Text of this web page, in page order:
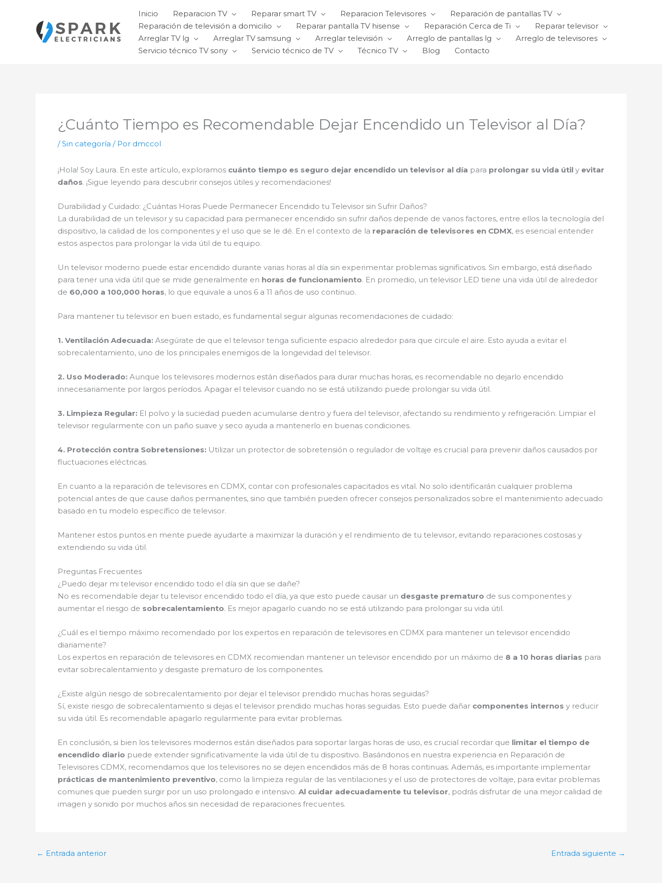
contenido
Inicio Reparacion TV Reparar smart TV Reparacion Televisores
Reparación de pantallas TV
Reparación de televisión a domicilio
Reparar pantalla TV hisense Reparación Cerca de Ti
Reparar televisor
Arreglar TV lg
Arreglar TV samsung Arreglar televisión Arreglo de pantallas lg
Arreglo de televisores
Servicio técnico TV sony
Servicio técnico de TV Técnico TV Blog Contacto
¿Cuánto Tiempo es Recomendable Dejar Encendido un Televisor al Día?
/Sin categoría / Por dmccol
¡Hola! Soy Laura. En este artículo, exploramos cuánto tiempo es seguro dejar encendido un televisor al día para prolongar su vida útil y evitar
daños. ¡Sigue leyendo para descubrir consejos útiles y recomendaciones!
Durabilidad y Cuidado: ¿Cuántas Horas Puede Permanecer Encendido tu Televisor sin Sufrir Daños?
La durabilidad de un televisor y su capacidad para permanecer encendido sin sufrir daños depende de varios factores, entre ellos la tecnología del
dispositivo, la calidad de los componentes y el uso que se le dé. En el contexto de la reparación de televisores en CDMX, es esencial entender
estos aspectos para prolongar la vida útil de tu equipo.
Un televisor moderno puede estar encendido durante varias horas al día sin experimentar problemas significativos. Sin embargo, está diseñado
para tener una vida útil que se mide generalmente en horas de funcionamiento. En promedio, un televisor LED tiene una vida útil de alrededor
de 60,000 a 100,000 horas, lo que equivale a unos 6 a 11 años de uso continuo.
Para mantener tu televisor en buen estado, es fundamental seguir algunas recomendaciones de cuidado:
1. Ventilación Adecuada: Asegúrate de que el televisor tenga suficiente espacio alrededor para que circule el aire. Esto ayuda a evitar el
sobrecalentamiento, uno de los principales enemigos de la longevidad del televisor.
2. Uso Moderado: Aunque los televisores modernos están diseñados para durar muchas horas, es recomendable no dejarlo encendido
innecesariamente por largos períodos. Apagar el televisor cuando no se está utilizando puede prolongar su vida útil.
3. Limpieza Regular: El polvo y la suciedad pueden acumularse dentro y fuera del televisor, afectando su rendimiento y refrigeración. Limpiar el
televisor regularmente con un paño suave y seco ayuda a mantenerlo en buenas condiciones.
4. Protección contra Sobretensiones: Utilizar un protector de sobretensión o regulador de voltaje es crucial para prevenir daños causados por
fluctuaciones eléctricas.
En cuanto a la reparación de televisores en CDMX, contar con profesionales capacitados es vital. No solo identificarán cualquier problema
potencial antes de que cause daños permanentes, sino que también pueden ofrecer consejos personalizados sobre el mantenimiento adecuado
basado en tu modelo específico de televisor.
Mantener estos puntos en mente puede ayudarte a maximizar la duración y el rendimiento de tu televisor, evitando reparaciones costosas y
extendiendo su vida útil.
Preguntas Frecuentes
¿Puedo dejar mi televisor encendido todo el día sin que se dañe?
No es recomendable dejar tu televisor encendido todo el día, ya que esto puede causar un desgaste prematuro de sus componentes y
aumentar el riesgo de sobrecalentamiento. Es mejor apagarlo cuando no se está utilizando para prolongar su vida útil.
¿Cuál es el tiempo máximo recomendado por los expertos en reparación de televisores en CDMX para mantener un televisor encendido
diariamente?
Los expertos en reparación de televisores en CDMX recomiendan mantener un televisor encendido por un máximo de 8 a 10 horas diarias para
evitar sobrecalentamiento y desgaste prematuro de los componentes.
¿Existe algún riesgo de sobrecalentamiento por dejar el televisor prendido muchas horas seguidas?
Sí, existe riesgo de sobrecalentamiento si dejas el televisor prendido muchas horas seguidas. Esto puede dañar componentes internos y reducir
su vida útil. Es recomendable apagarlo regularmente para evitar problemas.
En conclusión, si bien los televisores modernos están diseñados para soportar largas horas de uso, es crucial recordar que limitar el tiempo de
encendido diario puede extender significativamente la vida útil de tu dispositivo. Basándonos en nuestra experiencia en Reparación de
Televisores CDMX, recomendamos que los televisores no se dejen encendidos más de 8 horas continuas. Además, es importante implementar
prácticas de mantenimiento preventivo, como la limpieza regular de las ventilaciones y el uso de protectores de voltaje, para evitar problemas
comunes que pueden surgir por un uso prolongado e intensivo. Al cuidar adecuadamente tu televisor, podrás disfrutar de una mejor calidad de
imagen y sonido por muchos años sin necesidad de reparaciones frecuentes.
← Entrada anterior Entrada siguiente →